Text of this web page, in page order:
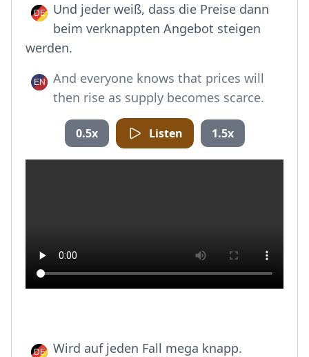
Und jeder weiß, dass die Preise dann
beim verknappten Angebot steigen
werden.
And everyone knows that prices will
then rise as supply becomes scarce.
0.5x Listen 1.5x
Wird auf jeden Fall mega knapp.